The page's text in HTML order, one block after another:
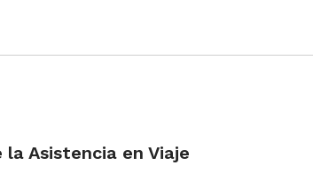
Asistencia en Viaje